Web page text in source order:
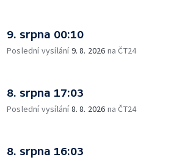
9. srpna 00:10
Poslední vysílání9. 8. 2026 na ČT24
8. srpna 17:03
Poslední vysílání8. 8. 2026 na ČT24
8. srpna 16:03